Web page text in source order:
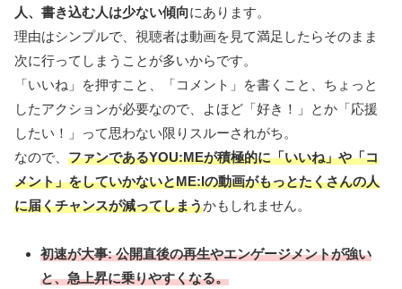
人、書き込む人は少ない傾向にあります。
理由はシンプルで、視聴者は動画を見て満足したらそのまま
次に行ってしまうことが多いからです。
「いいね」を押すこと、「コメント」を書くこと、ちょっと
したアクションが必要なので、よほど「好き！」とか「応援
したい！」って思わない限りスルーされがち。
なので、 ファンであるYOU:MEが積極的に「いいね」や「コ
メント」をしていかないとME:Iの動画がもっとたくさんの人
に届くチャンスが減ってしまうかもしれません。
初速が大事: 公開直後の再生やエンゲージメントが強い
と、急上昇に乗りやすくなる。